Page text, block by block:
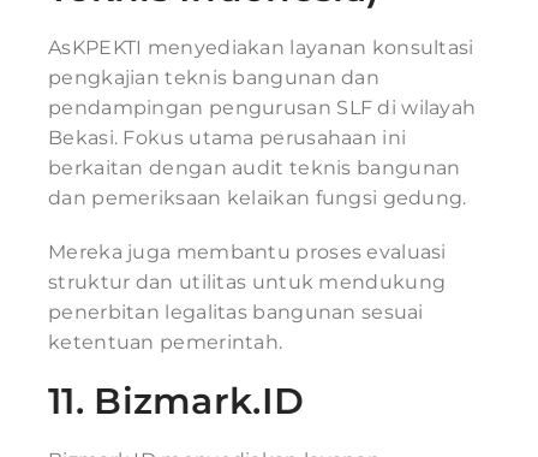
AsKPEKTI menyediakan layanan konsultasi
pengkajian teknis bangunan dan
pendampingan pengurusan SLF di wilayah
Bekasi. Fokus utama perusahaan ini
berkaitan dengan audit teknis bangunan
dan pemeriksaan kelaikan fungsi gedung.
Mereka juga membantu proses evaluasi
struktur dan utilitas untuk mendukung
penerbitan legalitas bangunan sesuai
ketentuan pemerintah.
11. Bizmark.ID